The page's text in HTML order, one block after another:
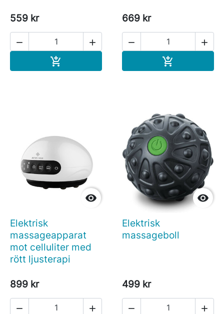
559 kr
 

669 kr
 


Elektrisk
massageapparat
mot celluliter med
rött ljusterapi
899 kr
 

Elektrisk
massageboll
499 kr
 